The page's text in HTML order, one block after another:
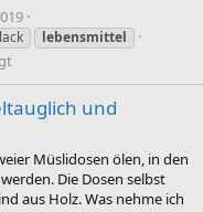
lack lebensmittel
und
Müslidosen ölen, in den
Die Dosen selbst
aus Holz. Was nehme ich